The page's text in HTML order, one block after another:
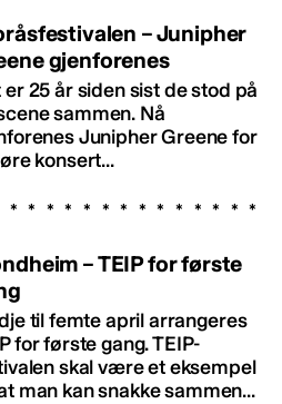
– Junipher
gjenforenes
er 25 år siden sist de stod på
sammen. Nå
Junipher Greene for
konsert...
– TEIP for første
til femte april arrangeres
for første gang. TEIP-
skal være et eksempel
man kan snakke sammen...